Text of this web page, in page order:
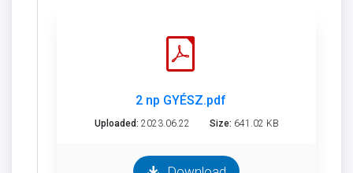
2 np GYÉSZ.pdf
Uploaded: 2023.06.22 Size: 641.02 KB